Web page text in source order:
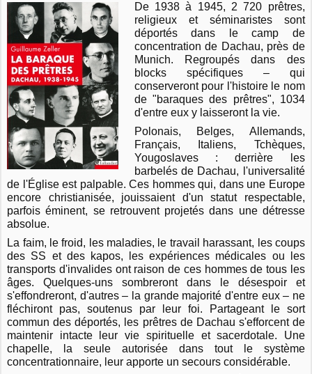
De 1938 à 1945, 2 720 prêtres,
religieux et séminaristes sont
déportés dans le camp de
concentration de Dachau, près de
Munich. Regroupés dans des
blocks spécifiques – qui
conserveront pour l'histoire le nom
de "baraques des prêtres", 1034
d'entre eux y laisseront la vie.
Polonais, Belges, Allemands,
Français, Italiens, Tchèques,
Yougoslaves : derrière les
barbelés de Dachau, l'universalité
de l'Église est palpable. Ces hommes qui, dans une Europe
encore christianisée, jouissaient d'un statut respectable,
parfois éminent, se retrouvent projetés dans une détresse
absolue.
La faim, le froid, les maladies, le travail harassant, les coups
des SS et des kapos, les expériences médicales ou les
transports d'invalides ont raison de ces hommes de tous les
âges. Quelques-uns sombreront dans le désespoir et
s'effondreront, d'autres – la grande majorité d'entre eux – ne
fléchiront pas, soutenus par leur foi. Partageant le sort
commun des déportés, les prêtres de Dachau s'efforcent de
maintenir intacte leur vie spirituelle et sacerdotale. Une
chapelle, la seule autorisée dans tout le système
concentrationnaire, leur apporte un secours considérable.